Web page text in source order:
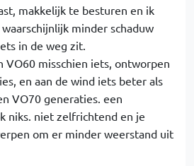
makkelijk te besturen en ik
minder schaduw
in de weg zit.
VO60 misschien iets, ontworpen
en aan de wind iets beter als
VO70 generaties. een
niks. niet zelfrichtend en je
om er minder weerstand uit